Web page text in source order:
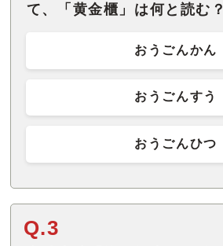
て、「黄金櫃」は何と読む？
おうごんかん
おうごんすう
おうごんひつ
Q.3